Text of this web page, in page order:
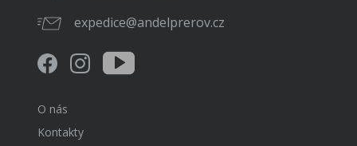
expedice@andelprerov.cz
O nás
Kontakty